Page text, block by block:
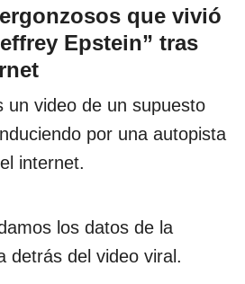
que vivió
Epstein” tras
un video de un supuesto
por una autopista
internet.
los datos de la
detrás del video viral.